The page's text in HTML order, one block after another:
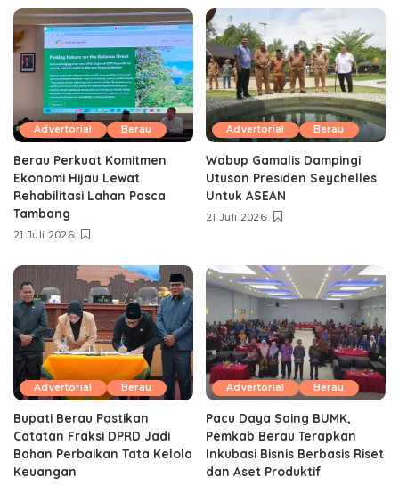
Advertorial Berau
Berau Perkuat Komitmen
Ekonomi Hijau Lewat
Rehabilitasi Lahan Pasca
Tambang
21 Juli 2026
Advertorial Berau
Wabup Gamalis Dampingi
Utusan Presiden Seychelles
Untuk ASEAN
21 Juli 2026
Advertorial Berau
Bupati Berau Pastikan
Catatan Fraksi DPRD Jadi
Bahan Perbaikan Tata Kelola
Keuangan
Advertorial Berau
Pacu Daya Saing BUMK,
Pemkab Berau Terapkan
Inkubasi Bisnis Berbasis Riset
dan Aset Produktif ‎